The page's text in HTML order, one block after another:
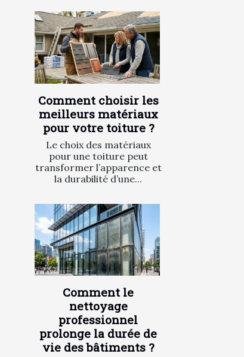
Comment choisir les
meilleurs matériaux
pour votre toiture ?
Le choix des matériaux
pour une toiture peut
transformer l’apparence et
la durabilité d’une...
Comment le
nettoyage
professionnel
prolonge la durée de
vie des bâtiments ?